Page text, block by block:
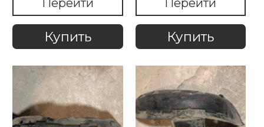
Перейти
Купить
Перейти
Купить